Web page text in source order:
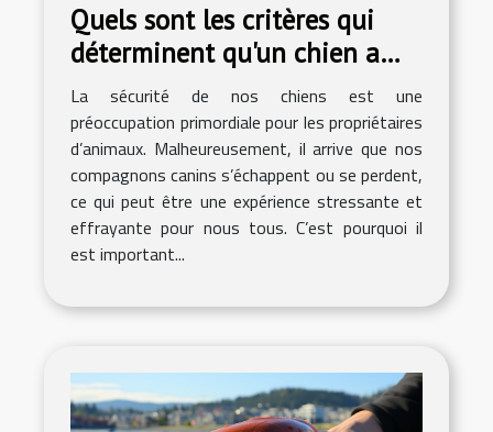
Quels sont les critères qui
déterminent qu'un chien a
été retrouvé en sécurité?
La sécurité de nos chiens est une
préoccupation primordiale pour les propriétaires
d’animaux. Malheureusement, il arrive que nos
compagnons canins s’échappent ou se perdent,
ce qui peut être une expérience stressante et
effrayante pour nous tous. C’est pourquoi il
est important...